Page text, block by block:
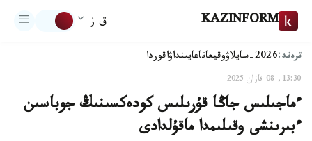
KAZINFORM ق ز
ترەند:2026-سايلاۋ وقيعاتاعايىنداۋاقوردا
13:30, 08 قازان 2025
ءماجىلىس جاڭا قۇرىلىس كودەكسىنىڭ جوباسىن
ءبىرىنشى وقىلىمدا ماقۇلدادى